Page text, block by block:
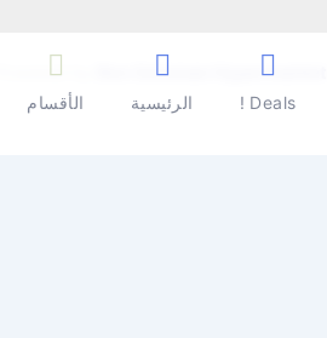
by Ben Seleman Hypermarket
Deals ! الرئيسية الأقسام